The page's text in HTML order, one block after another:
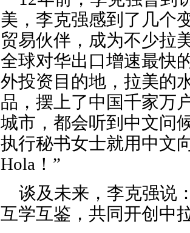
美，李克强感到了几个
贸易伙伴，成为不少拉
全球对华出口增速最快
外投资目的地，拉美的
品，摆上了中国千家万
城市，都会听到中文问
执行秘书女士就用中文
Hola！”
谈及未来，李克强说
互学互鉴，共同开创中